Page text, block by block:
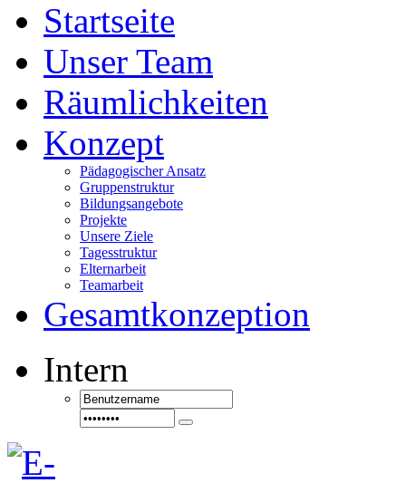
Startseite
Unser Team
Räumlichkeiten
Konzept
Pädagogischer Ansatz
Gruppenstruktur
Bildungsangebote
Projekte
Unsere Ziele
Tagesstruktur
Elternarbeit
Teamarbeit
Gesamtkonzeption
Intern